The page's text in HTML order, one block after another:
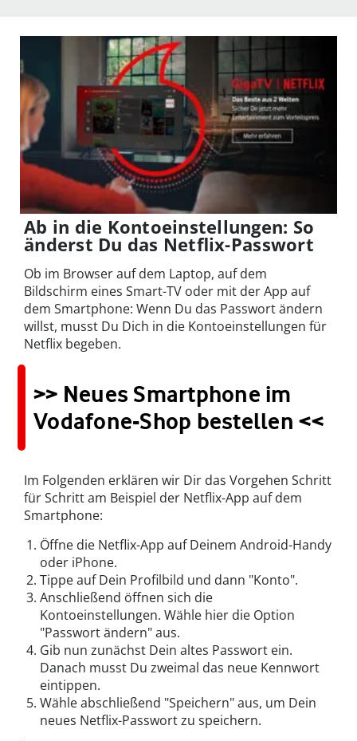
Ab in die Kontoeinstellungen: So
änderst Du das Netflix-Passwort
Ob im Browser auf dem Laptop, auf dem
Bildschirm eines Smart-TV oder mit der App auf
dem Smartphone: Wenn Du das Passwort ändern
willst, musst Du Dich in die Kontoeinstellungen für
Netflix begeben.
>> Neues Smartphone im
Vodafone-Shop bestellen <<
Im Folgenden erklären wir Dir das Vorgehen Schritt
für Schritt am Beispiel der Netflix-App auf dem
Smartphone:
Öffne die Netflix-App auf Deinem Android-Handy
oder iPhone.
Tippe auf Dein Profilbild und dann "Konto".
Anschließend öffnen sich die
Kontoeinstellungen. Wähle hier die Option
"Passwort ändern" aus.
Gib nun zunächst Dein altes Passwort ein.
Danach musst Du zweimal das neue Kennwort
eintippen.
Wähle abschließend "Speichern" aus, um Dein
neues Netflix-Passwort zu speichern.